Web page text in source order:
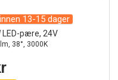
13-15 dager
LED-pære, 24V
38°, 3000K